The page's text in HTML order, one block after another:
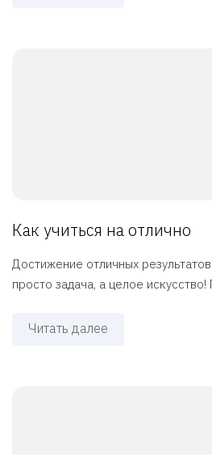
Как учиться на отлично
Достижение отличных
просто задача, а целое искусство!
Читать далее